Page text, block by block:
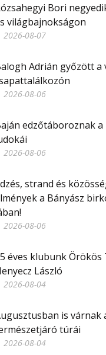
Bori
világbajnokságon
2026-08-07
Adrián győzött
2026-08-06
edzőtáboroznak a
2026-08-06
strand és
a Bányász
2026-08-06
éves klubunk Örökös
László
2026-08-04
is várnak
túrái
2026-08-04